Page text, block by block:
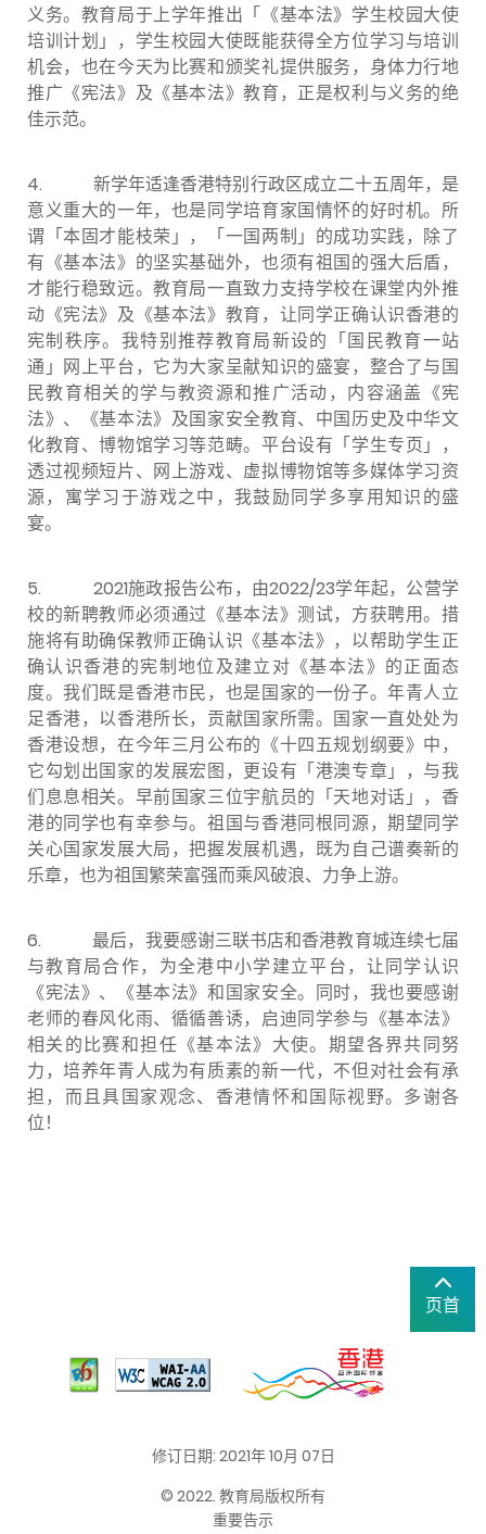
义务。教育局于上学年推出「《基本法》学生校园大使
培训计划」，学生校园大使既能获得全方位学习与培训
机会，也在今天为比赛和颁奖礼提供服务，身体力行地
推广《宪法》及《基本法》教育，正是权利与义务的绝
佳示范。
4.
新学年适逢香港特别行政区成立二十五周年，是
意义重大的一年，也是同学培育家国情怀的好时机。所
谓「本固才能枝荣」，「一国两制」的成功实践，除了
有《基本法》的坚实基础外，也须有祖国的强大后盾，
才能行稳致远。教育局一直致力支持学校在课堂内外推
动《宪法》及《基本法》教育，让同学正确认识香港的
宪制秩序。我特别推荐教育局新设的「国民教育一站
通」网上平台，它为大家呈献知识的盛宴，整合了与国
民教育相关的学与教资源和推广活动，内容涵盖《宪
法》、《基本法》及国家安全教育、中国历史及中华文
化教育、博物馆学习等范畴。平台设有「学生专页」，
透过视频短片、网上游戏、虚拟博物馆等多媒体学习资
源，寓学习于游戏之中，我鼓励同学多享用知识的盛
宴。
5.
2021施政报告公布，由2022/23学年起，公营学
校的新聘教师必须通过《基本法》测试，方获聘用。措
施将有助确保教师正确认识《基本法》，以帮助学生正
确认识香港的宪制地位及建立对《基本法》的正面态
度。我们既是香港市民，也是国家的一份子。年青人立
足香港，以香港所长，贡献国家所需。国家一直处处为
香港设想，在今年三月公布的《十四五规划纲要》中，
它勾划出国家的发展宏图，更设有「港澳专章」，与我
们息息相关。早前国家三位宇航员的「天地对话」，香
港的同学也有幸参与。祖国与香港同根同源，期望同学
关心国家发展大局，把握发展机遇，既为自己谱奏新的
乐章，也为祖国繁荣富强而乘风破浪、力争上游。
6.
最后，我要感谢三联书店和香港教育城连续七届
与教育局合作，为全港中小学建立平台，让同学认识
《宪法》、《基本法》和国家安全。同时，我也要感谢
老师的春风化雨、循循善诱，启迪同学参与《基本法》
相关的比赛和担任《基本法》大使。期望各界共同努
力，培养年青人成为有质素的新一代，不但对社会有承
担，而且具国家观念、香港情怀和国际视野。多谢各
位！
页首
修订日期: 2021年 10月 07日
© 2022. 教育局版权所有
重要告示